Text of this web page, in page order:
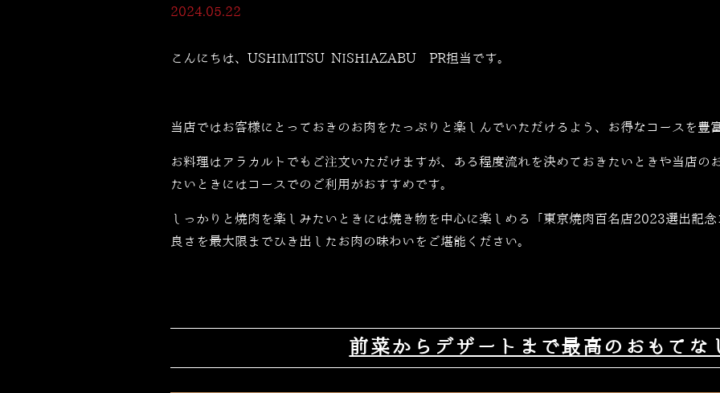
2024.05.22
こんにちは、USHIMITSU NISHIAZABU PR担当です。
当店ではお客様にとっておきのお肉をたっぷりと楽しんでいただけるよう、お得なコースを豊
お料理はアラカルトでもご注文いただけますが、ある程度流れを決めておきたいときや当店の
たいときにはコースでのご利用がおすすめです。
しっかりと焼肉を楽しみたいときには焼き物を中心に楽しめる「東京焼肉百名店2023選出記
良さを最大限までひき出したお肉の味わいをご堪能ください。
前菜からデザートまで最高のおもてな